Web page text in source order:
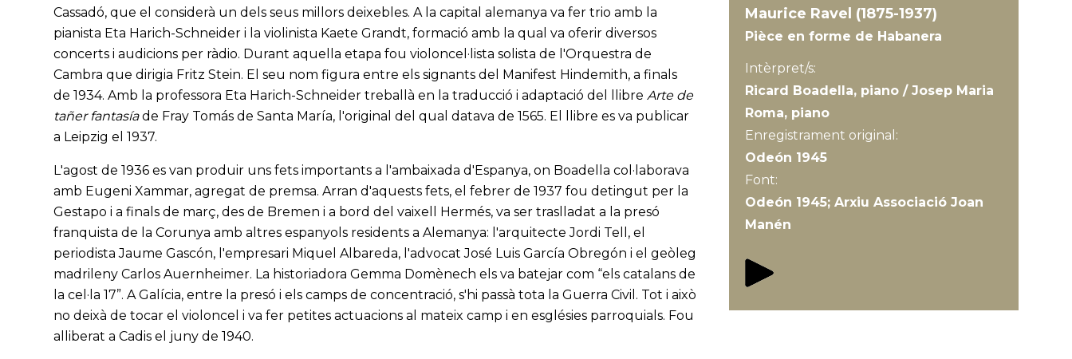
Cassadó, que el considerà un dels seus millors deixebles. A la capital alemanya va fer trio amb la
pianista Eta Harich-Schneider i la violinista Kaete Grandt, formació amb la qual va oferir diversos
concerts i audicions per ràdio. Durant aquella etapa fou violoncel·lista solista de l'Orquestra de
Cambra que dirigia Fritz Stein. El seu nom figura entre els signants del Manifest Hindemith, a finals
de 1934. Amb la professora Eta Harich-Schneider treballà en la traducció i adaptació del llibreArte de
tañer fantasíade Fray Tomás de Santa María, l'original del qual datava de 1565. El llibre es va publicar
a Leipzig el 1937.
L'agost de 1936 es van produir uns fets importants a l'ambaixada d'Espanya, on Boadella col·laborava
amb Eugeni Xammar, agregat de premsa. Arran d'aquests fets, el febrer de 1937 fou detingut per la
Gestapo i a finals de març, des de Bremen i a bord del vaixell Hermés, va ser traslladat a la presó
franquista de la Corunya amb altres espanyols residents a Alemanya: l'arquitecte Jordi Tell, el
periodista Jaume Gascón, l'empresari Miquel Albareda, l'advocat José Luis García Obregón i el geòleg
madrileny Carlos Auernheimer. La historiadora Gemma Domènech els va batejar com “els catalans de
la cel·la 17”. A Galícia, entre la presó i els camps de concentració, s'hi passà tota la Guerra Civil. Tot i això
no deixà de tocar el violoncel i va fer petites actuacions al mateix camp i en esglésies parroquials. Fou
alliberat a Cadis el juny de 1940.
Maurice Ravel (1875-1937)
Pièce en forme de Habanera
Intèrpret/s:
Ricard Boadella, piano / Josep Maria
Roma, piano
Enregistrament original:
Odeón 1945
Font:
Odeón 1945; Arxiu Associació Joan
Manén